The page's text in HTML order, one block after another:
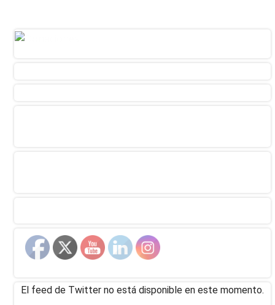
El feed de Twitter no está disponible en este momento.